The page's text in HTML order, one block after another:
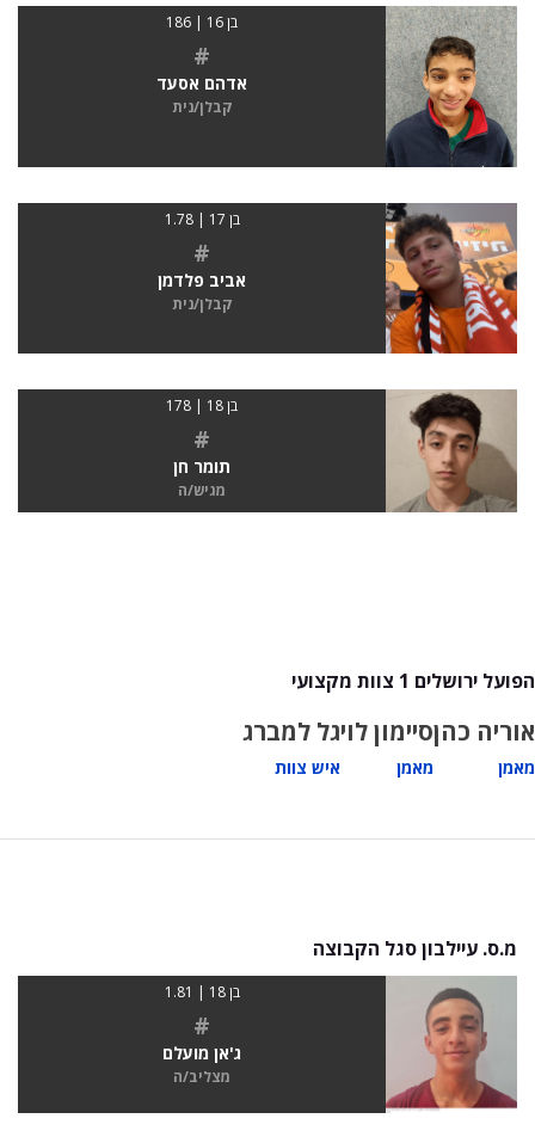
בן 16 | 186
#
אדהם אסעד
קבלן/נית
בן 17 | 1.78
#
אביב פלדמן
קבלן/נית
בן 18 | 178
#
תומר חן
מגיש/ה
הפועל ירושלים 1 צוות מקצועי
אוריה כהן
מאמן
סיימון לוי
מאמן
גל למברג
איש צוות
מ.ס. עיילבון סגל הקבוצה
בן 18 | 1.81
#
ג'אן מועלם
מצליב/ה